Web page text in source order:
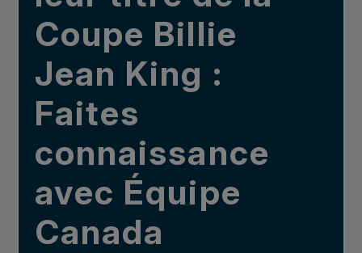
Coupe Billie
Jean King :
Faites
connaissance
avec Équipe
Canada